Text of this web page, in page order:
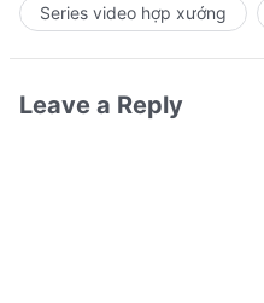
Series video hợp xướng
Leave a Reply